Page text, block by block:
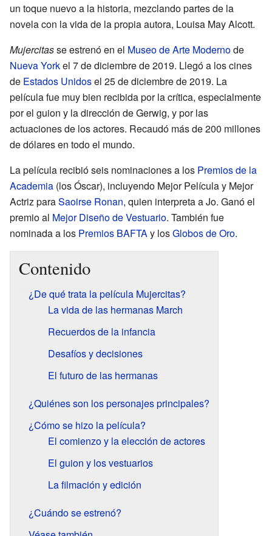
un toque nuevo a la historia, mezclando partes de la
novela con la vida de la propia autora, Louisa May Alcott.
Mujercitasse estrenó en el Museo de Arte Modernode
Nueva Yorkel 7 de diciembre de 2019. Llegó a los cines
de Estados Unidosel 25 de diciembre de 2019. La
película fue muy bien recibida por la crítica, especialmente
por el guion y la dirección de Gerwig, y por las
actuaciones de los actores. Recaudó más de 200 millones
de dólares en todo el mundo.
La película recibió seis nominaciones a los Premios de la
Academia (los Óscar), incluyendo Mejor Película y Mejor
Actriz paraSaoirse Ronan, quien interpreta a Jo. Ganó el
premio al Mejor Diseño de Vestuario. También fue
nominada a los Premios BAFTAy losGlobos de Oro.
Contenido
¿De qué trata la película Mujercitas?
La vida de las hermanas March
Recuerdos de la infancia
Desafíos y decisiones
El futuro de las hermanas
¿Quiénes son los personajes principales?
¿Cómo se hizo la película?
El comienzo y la elección de actores
El guion y los vestuarios
La filmación y edición
¿Cuándo se estrenó?